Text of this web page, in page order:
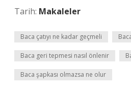
Tarih: Makaleler
Baca çatıyı ne kadar geçmeli
Baca geri tepmesi nasıl önlenir
Baca şapkası olmazsa ne olur